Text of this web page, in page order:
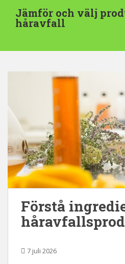
a
Jämför och välj
håravfall
Förstå
7 juli 2026